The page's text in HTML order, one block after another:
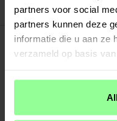
partners voor social
partners kunnen deze
informatie die u aan ze
verzameld op basis
Art number: 38259
PRODUCTBESCHRIJVING
Riemholster voor Universal.
Kleur: Zwart